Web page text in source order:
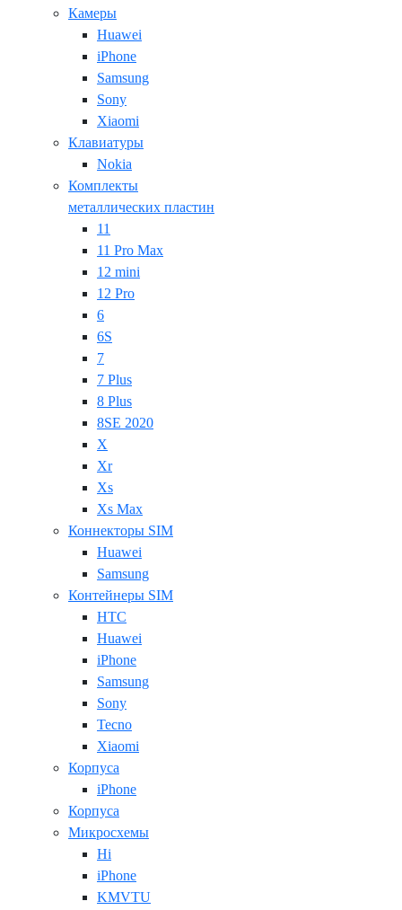
Камеры
Huawei
iPhone
Samsung
Sony
Xiaomi
Клавиатуры
Nokia
Комплекты
металлических пластин
11
11 Pro Max
12 mini
12 Pro
6
6S
7
7 Plus
8 Plus
8SE 2020
X
Xr
Xs
Xs Max
Коннекторы SIM
Huawei
Samsung
Контейнеры SIM
HTC
Huawei
iPhone
Samsung
Sony
Tecno
Xiaomi
Корпуса
iPhone
Корпуса
Микросхемы
Hi
iPhone
KMVTU